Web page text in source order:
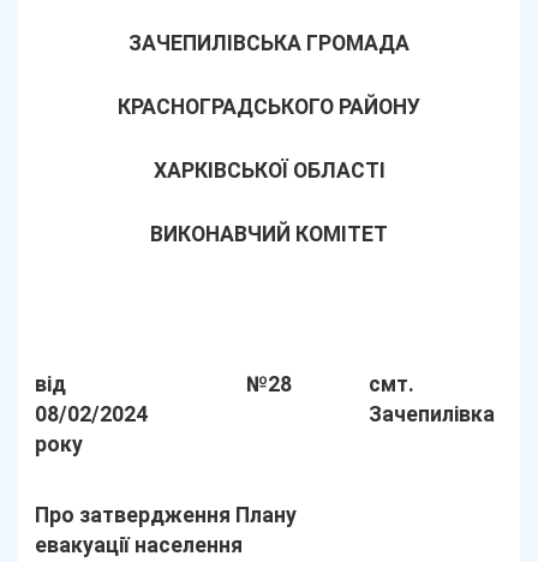
ЗАЧЕПИЛІВСЬКА ГРОМАДА
КРАСНОГРАДСЬКОГО РАЙОНУ
ХАРКІВСЬКОЇ ОБЛАСТІ
ВИКОНАВЧИЙ КОМІТЕТ
від
08/02/2024
року
№28
смт.
Зачепилівка
Про затвердження Плану
евакуації населення